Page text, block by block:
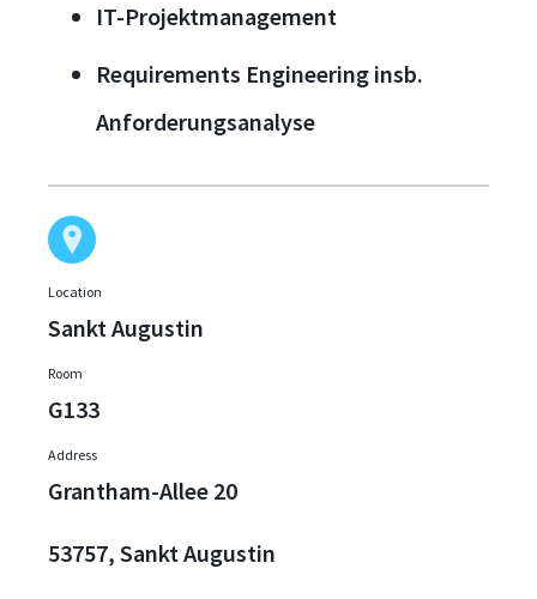
IT-Projektmanagement
Requirements Engineering insb.
Anforderungsanalyse
Location
Sankt Augustin
Room
G133
Address
Grantham-Allee 20
53757, Sankt Augustin